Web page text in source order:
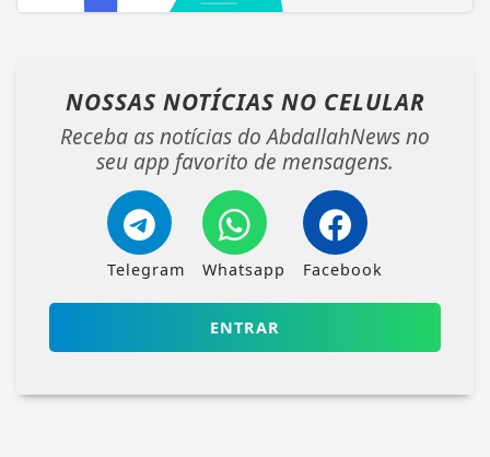
NOSSAS NOTÍCIAS NO CELULAR
Receba as notícias do AbdallahNews no
seu app favorito de mensagens.
Telegram Whatsapp Facebook
ENTRAR